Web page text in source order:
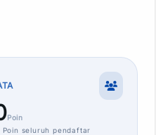
Poin
Poin seluruh pendaftar